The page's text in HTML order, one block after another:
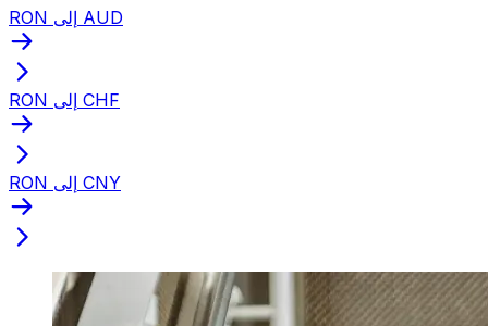
RON إلى AUD
RON إلى CHF
RON إلى CNY